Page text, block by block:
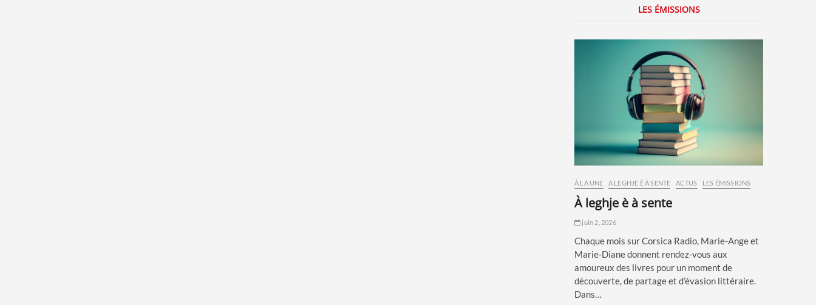
LES ÉMISSIONS
À LA UNE A LEGHJE È À SENTE ACTUS LES ÉMISSIONS
à leghje è à sente
juin 2, 2026
Chaque mois sur Corsica Radio, Marie-Ange et
Marie-Diane donnent rendez-vous aux
amoureux des livres pour un moment de
découverte, de partage et d’évasion littéraire.
Dans…